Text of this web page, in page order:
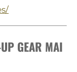
GEAR MAI